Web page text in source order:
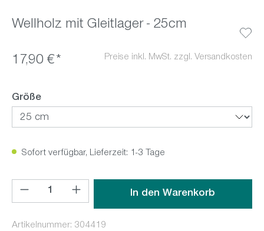
Wellholz mit Gleitlager - 25cm
17,90 €* Preise inkl. MwSt. zzgl. Versandkosten
Größeauswählen
Sofort verfügbar, Lieferzeit: 1-3 Tage
Produkt Anzahl: Gib den gewünschten Wert ein oder
In den Warenkorb
Artikelnummer: 304419